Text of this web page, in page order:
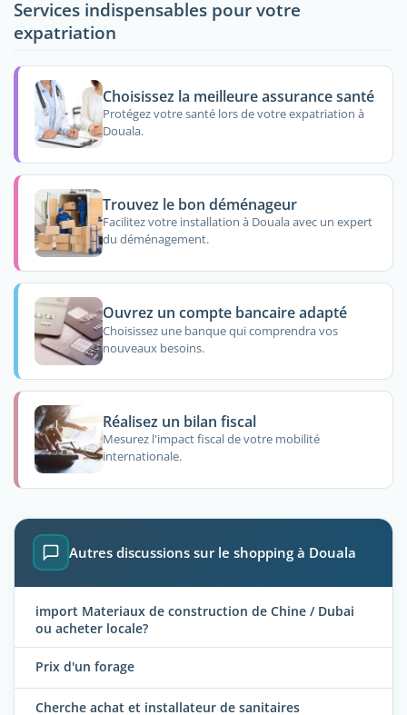
Services indispensables pour votre
expatriation
Choisissez la meilleure assurance santé
Protégez votre santé lors de votre expatriation à
Douala.
Trouvez le bon déménageur
Facilitez votre installation à Douala avec un expert
du déménagement.
Ouvrez un compte bancaire adapté
Choisissez une banque qui comprendra vos
nouveaux besoins.
Réalisez un bilan fiscal
Mesurez l'impact fiscal de votre mobilité
internationale.
Autres discussions sur le shopping à Douala
import Materiaux de construction de Chine / Dubai
ou acheter locale?
Prix d'un forage
Cherche achat et installateur de sanitaires